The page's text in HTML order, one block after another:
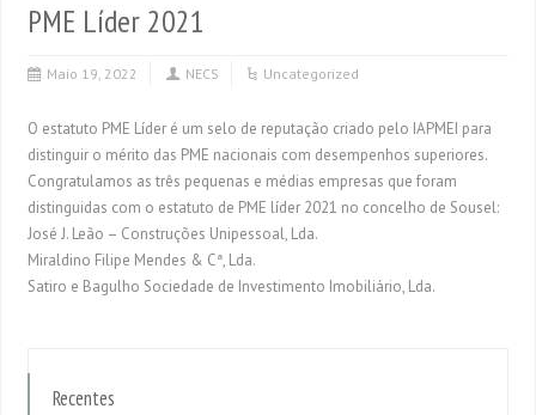
PME Líder 2021
Maio 19, 2022 NECS Uncategorized
O estatuto PME Líder é um selo de reputação criado pelo IAPMEI para
distinguir o mérito das PME nacionais com desempenhos superiores.
Congratulamos as três pequenas e médias empresas que foram
distinguidas com o estatuto de PME líder 2021 no concelho de Sousel:
José J. Leão – Construções Unipessoal, Lda.
Miraldino Filipe Mendes & Cª, Lda.
Satiro e Bagulho Sociedade de Investimento Imobiliário, Lda.
Recentes